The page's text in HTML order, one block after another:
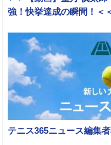
強！快挙達成の瞬間！＜
テニス365ニュース編集者